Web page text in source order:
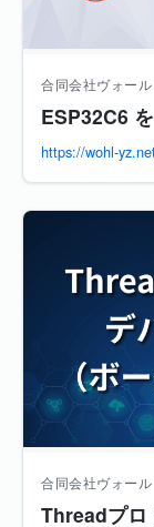
合同会社ヴォール
ESP32C6
https://wohl-
合同会社ヴォール
Threadプロ